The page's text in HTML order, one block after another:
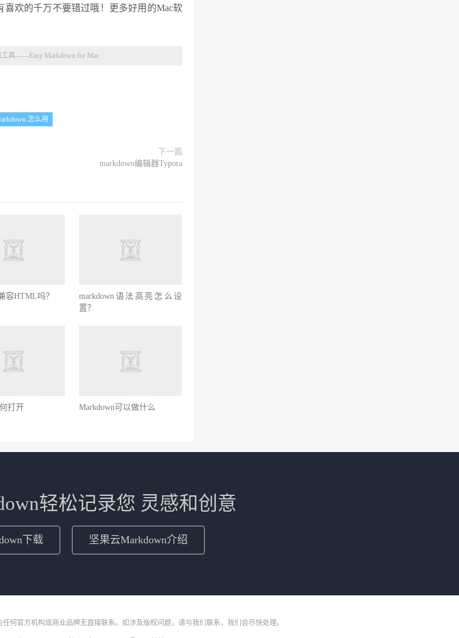
喜欢的千万不要错过哦！更多好用的Mac软
工具——Easy Markdown for Mac
怎么用
下一篇
markdown编辑器Typora
容HTML吗？
markdown语法高亮怎么设
置？
打开 Markdown可以做什么
轻松记录您 灵感和创意
下载 坚果云Markdown介绍
何官方机构或商业品牌无直接联系。如涉及版权问题，请与我们联系，我们会尽快处理。